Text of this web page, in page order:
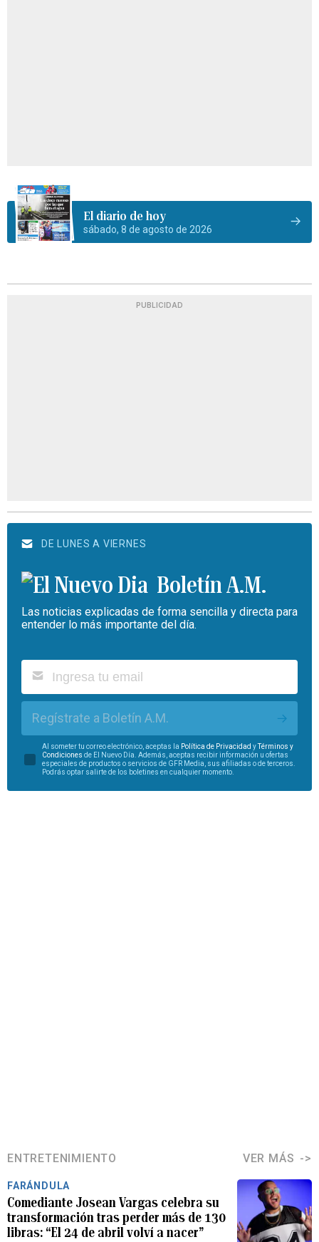
El diario de hoy
sábado, 8 de agosto de 2026
PUBLICIDAD
DE LUNES A VIERNES
Boletín A.M.
Las noticias explicadas de forma sencilla y directa para
entender lo más importante del día.
Regístrate a Boletín A.M.
Al someter tu correo electrónico, aceptas la Política de Privacidad yTérminos y
Condiciones de El Nuevo Día. Además, aceptas recibir información u ofertas
especiales de productos o servicios de GFR Media, sus afiliadas o de terceros.
Podrás optar salirte de los boletines en cualquier momento.
ENTRETENIMIENTO VER MÁS
FARÁNDULA
Comediante Josean Vargas celebra su
transformación tras perder más de 130
libras: “El 24 de abril volví a nacer”